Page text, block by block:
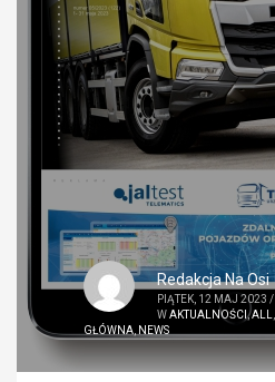
Redakcja Na Osi
PIĄTEK, 12 MAJ 2023 /
WAKTUALNOŚCI ,ALL
GŁÓWNA NEWS